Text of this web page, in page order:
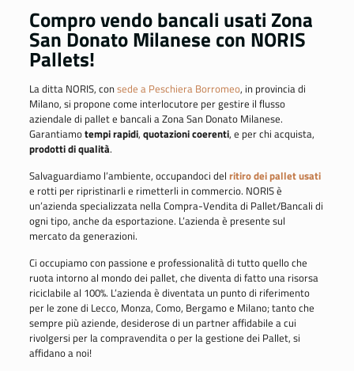
Compro vendo bancali usati Zona
San Donato Milanese con NORIS
Pallets!
La ditta NORIS, consede a Peschiera Borromeo, in provincia di
Milano, si propone come interlocutore per gestire il flusso
aziendale di pallet e bancali a Zona San Donato Milanese.
Garantiamotempi rapidi, quotazioni coerenti, e per chi acquista,
prodotti di qualità.
Salvaguardiamo l’ambiente, occupandoci del ritiro dei pallet usati
e rotti per ripristinarli e rimetterli in commercio. NORIS è
un’azienda specializzata nella Compra-Vendita di Pallet/Bancali di
ogni tipo, anche da esportazione. L’azienda è presente sul
mercato da generazioni.
Ci occupiamo con passione e professionalità di tutto quello che
ruota intorno al mondo dei pallet, che diventa di fatto una risorsa
riciclabile al 100%. L’azienda è diventata un punto di riferimento
per le zone di Lecco, Monza, Como, Bergamo e Milano; tanto che
sempre più aziende, desiderose di un partner affidabile a cui
rivolgersi per la compravendita o per la gestione dei Pallet, si
affidano a noi!